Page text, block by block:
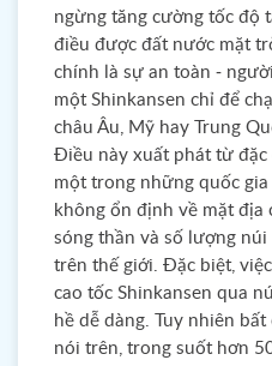
ngừng tăng cường tốc độ
điều được đất nước mặt
chính là sự an toàn -
một Shinkansen chỉ để
châu Âu, Mỹ hay Trung
Điều này xuất phát từ đặc
một trong những quốc
không ổn định về mặt địa
sóng thần và số lượng
trên thế giới. Đặc biệt,
cao tốc Shinkansen qua
hề dễ dàng. Tuy nhiên
nói trên, trong suốt hơn